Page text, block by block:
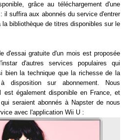
grâce au téléchargement d'une
il suffira aux abonnés du service d'entrer
bibliothèque de titres disponibles sur le
d'essai gratuite d'un mois est proposée
d'autres services populaires qui
bien la technique que la richesse de la
disposition sur abonnement. Nous
également disponible en France, et
seraient abonnés à Napster de nous
avec l'application Wii U :